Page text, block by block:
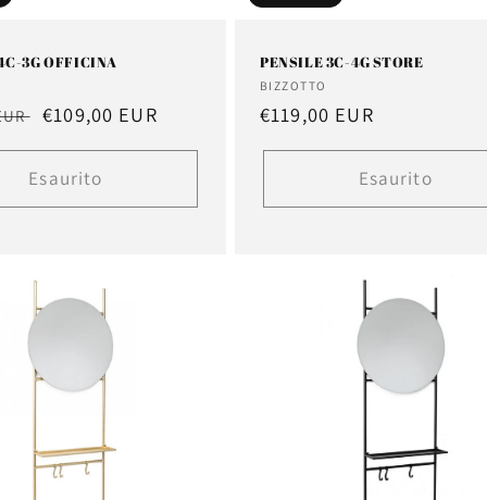
3G OFFICINA
Prezzo
€109,00 EUR
Esaurito
PENSILE 3C-4G STORE
Fornitore:
BIZZOTTO
Prezzo
€119,00 EUR
Esaurito